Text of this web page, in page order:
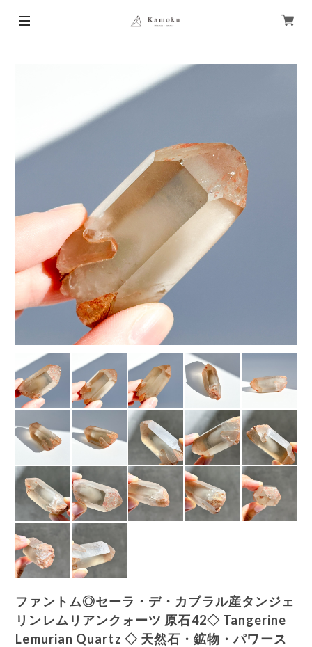
ファントム◎セーラ・デ・カブラル産タンジェ
リンレムリアンクォーツ 原石42◇ Tangerine
Lemurian Quartz ◇ 天然石・鉱物・パワース